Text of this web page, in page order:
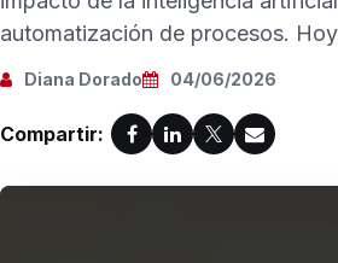
automatización de procesos.
Diana Dorado 04/06/2026
Compartir: